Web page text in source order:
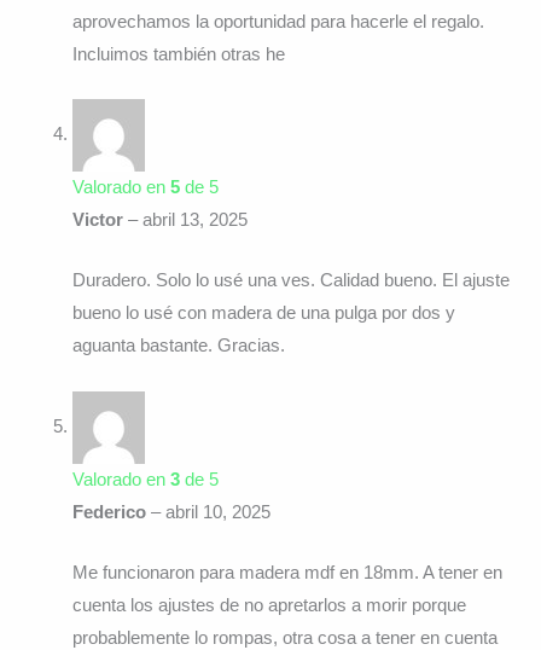
aprovechamos la oportunidad para hacerle el regalo.
Incluimos también otras he
Valorado en 5 de 5
Victor – abril 13, 2025
Duradero. Solo lo usé una ves. Calidad bueno. El ajuste
bueno lo usé con madera de una pulga por dos y
aguanta bastante. Gracias.
Valorado en 3 de 5
Federico – abril 10, 2025
Me funcionaron para madera mdf en 18mm. A tener en
cuenta los ajustes de no apretarlos a morir porque
probablemente lo rompas, otra cosa a tener en cuenta